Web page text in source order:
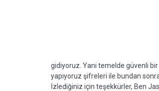
gidiyoruz. Yani temelde güvenli
yapıyoruz şifreleri ile bundan
İzlediğiniz için teşekkürler, Ben